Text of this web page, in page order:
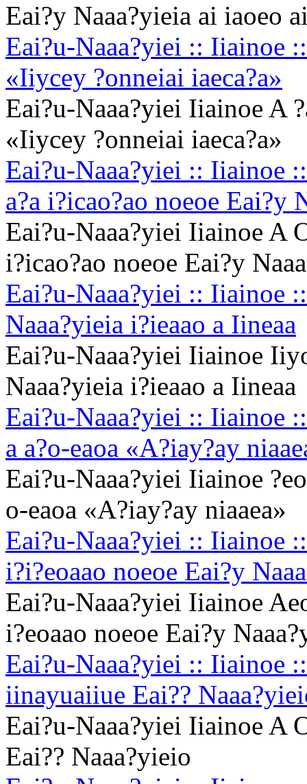
Eai?y Naaa?yieia ai iaoeo
Eai?u-Naaa?yiei :: Iiainoe
«Iiycey ?onneiai iaeca?a»
Eai?u-Naaa?yiei Iiainoe A
«Iiycey ?onneiai iaeca?a»
Eai?u-Naaa?yiei :: Iiainoe
a?a i?icao?ao noeoe Eai?y
Eai?u-Naaa?yiei Iiainoe A
i?icao?ao noeoe Eai?y
Eai?u-Naaa?yiei :: Iiainoe
Naaa?yieia i?ieaao a Iineaa
Eai?u-Naaa?yiei Iiainoe
Naaa?yieia i?ieaao a Iineaa
Eai?u-Naaa?yiei :: Iiainoe
a a?o-eaoa «A?iay?ay
Eai?u-Naaa?yiei Iiainoe
o-eaoa «A?iay?ay niaaea»
Eai?u-Naaa?yiei :: Iiainoe
i?i?eoaao noeoe Eai?y
Eai?u-Naaa?yiei Iiainoe
i?eoaao noeoe Eai?y
Eai?u-Naaa?yiei :: Iiainoe
iinayuaiiue Eai??
Eai?u-Naaa?yiei Iiainoe A
Eai?? Naaa?yieio